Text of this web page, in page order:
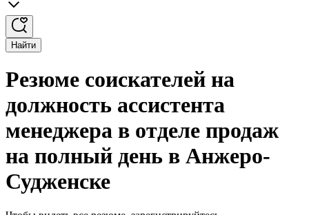
Найти
Резюме соискателей на
должность ассистента
менеджера в отделе продаж
на полный день в Анжеро-
Судженске